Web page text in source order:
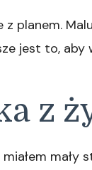
planem.
jest to,
z